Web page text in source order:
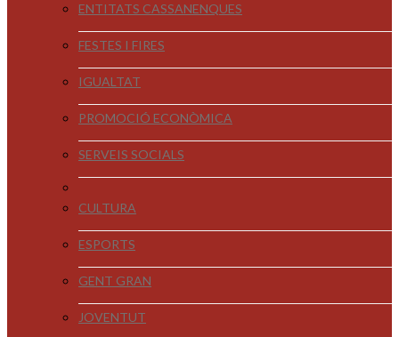
ENTITATS CASSANENQUES
FESTES I FIRES
IGUALTAT
PROMOCIÓ ECONÒMICA
SERVEIS SOCIALS
CULTURA
ESPORTS
GENT GRAN
JOVENTUT